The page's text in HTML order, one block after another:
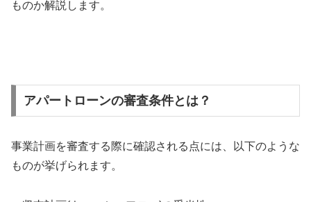
ものか解説します。
アパートローンの審査条件とは？
事業計画を審査する際に確認される点には、以下のような
ものが挙げられます。